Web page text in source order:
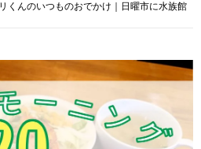
くんのいつものおでかけ｜日曜市に水族館